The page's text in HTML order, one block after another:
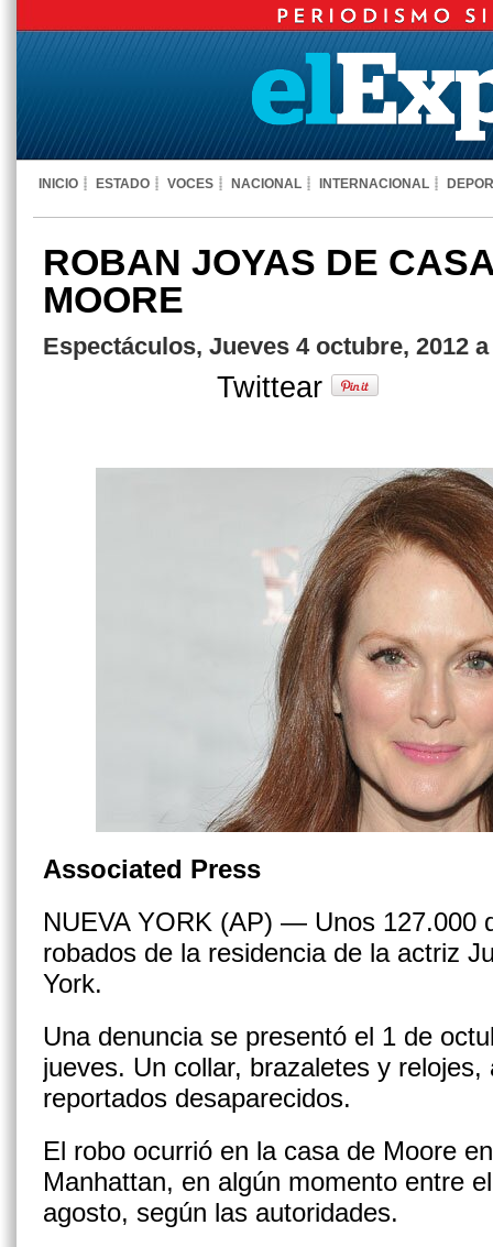
INICIO ESTADO VOCES NACIONAL INTERNACIONAL
ROBAN JOYAS DE
MOORE
Espectáculos, Jueves 4 octubre, 2012
Twittear
Associated Press
NUEVA YORK (AP) — Unos 127.000
robados de la residencia de la actriz
York.
Una denuncia se presentó el 1 de
jueves. Un collar, brazaletes y
reportados desaparecidos.
El robo ocurrió en la casa de Moore
Manhattan, en algún momento entre
agosto, según las autoridades.